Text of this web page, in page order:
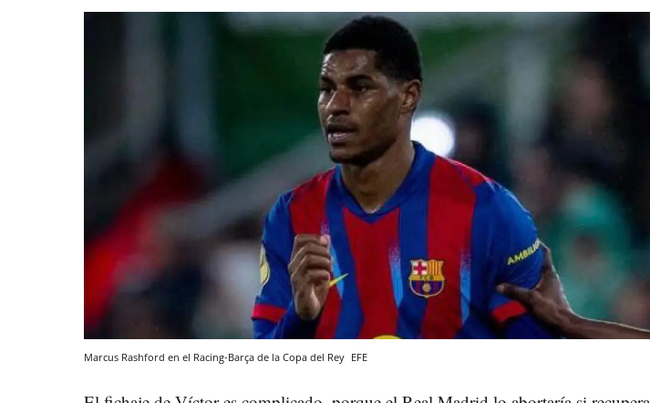
Marcus Rashford en el Racing-Barça de la Copa del Rey EFE